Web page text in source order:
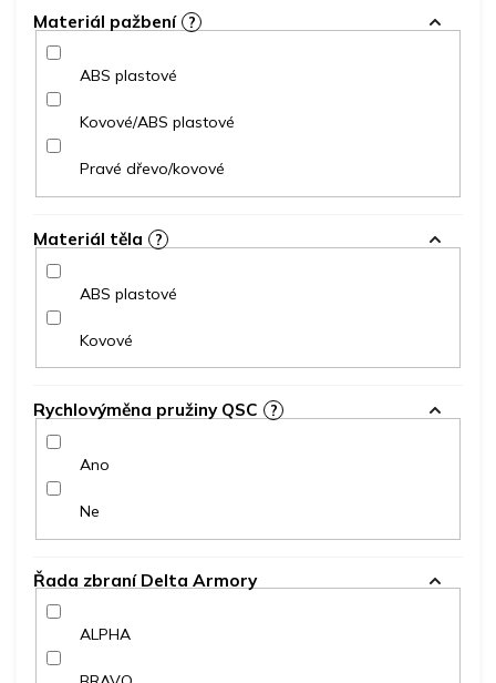
Materiál pažbení ?
ABS plastové
Kovové/ABS plastové
Pravé dřevo/kovové
Materiál těla ?
ABS plastové
Kovové
Rychlovýměna pružiny QSC ?
Ano
Ne
Řada zbraní Delta Armory
ALPHA